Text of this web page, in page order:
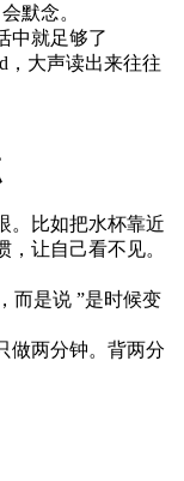
默念。
中就足够了
，大声读出来往往
。比如把水杯靠近
让自己看不见。
而是说 ”是时候变
做两分钟。背两分